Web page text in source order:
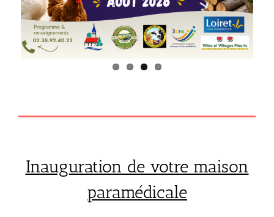
Inauguration de votre maison
paramédicale